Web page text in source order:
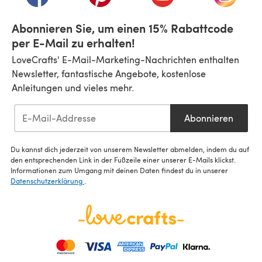
Abonnieren Sie, um einen 15% Rabattcode
per E-Mail zu erhalten!
LoveCrafts' E-Mail-Marketing-Nachrichten enthalten
Newsletter, fantastische Angebote, kostenlose
Anleitungen und vieles mehr.
Abonnieren
Du kannst dich jederzeit von unserem Newsletter abmelden, indem du auf
den entsprechenden Link in der Fußzeile einer unserer E-Mails klickst.
Informationen zum Umgang mit deinen Daten findest du in unserer
Datenschutzerklärung